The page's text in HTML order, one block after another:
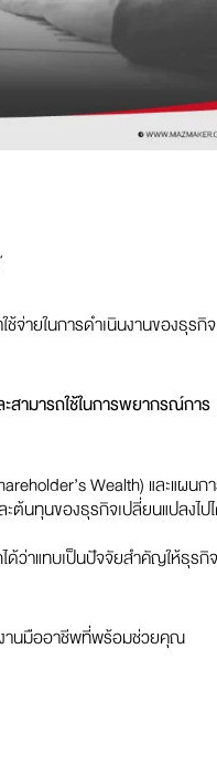
จ่ายในการดำเนินงานของธุรกิจ
สามารถใช้ในการพยากรณ์การ
Wealth) และแผนก
ต้นทุนของธุรกิจเปลี่ยนแปลงไป
ด้ว่าแทบเป็นปัจจัยสำคัญให้ธุรกิจ
านมืออาชีพที่พร้อมช่วยคุณ